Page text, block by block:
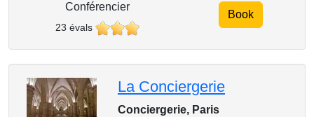
Conférencier
23 évals
Book
La Conciergerie
Conciergerie, Paris